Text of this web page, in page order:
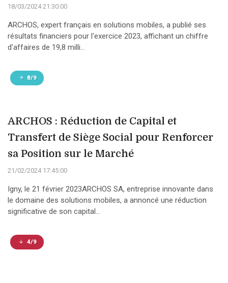
18/03/2024 21:30:00
ARCHOS, expert français en solutions mobiles, a publié ses
résultats financiers pour l'exercice 2023, affichant un chiffre
d'affaires de 19,8 milli...
8/9
ARCHOS : Réduction de Capital et
Transfert de Siège Social pour Renforcer
sa Position sur le Marché
21/02/2024 17:45:00
Igny, le 21 février 2023ARCHOS SA, entreprise innovante dans
le domaine des solutions mobiles, a annoncé une réduction
significative de son capital...
4/9